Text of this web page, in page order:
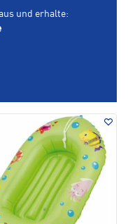
und erhalte: